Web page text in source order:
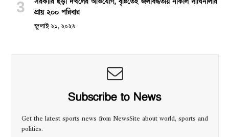
প্রায় ২০০ পরিবার
জুলাই ২১, ২০২৬
Subscribe to News
Get the latest sports news from NewsSite about world, sports and
politics.